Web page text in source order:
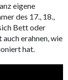
eigene
des 17., 18.,
Bett oder
erahnen, wie
hat.